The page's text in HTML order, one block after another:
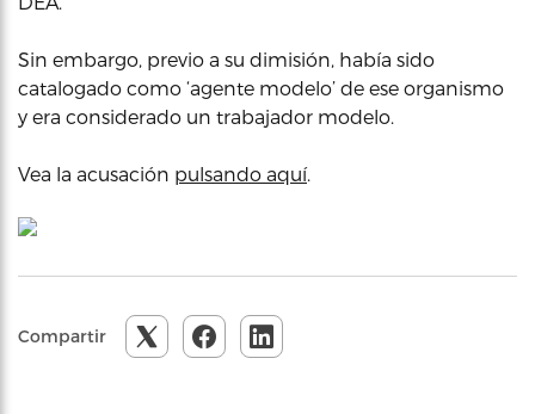
Sin embargo, previo a su dimisión, había sido
catalogado como ‘agente modelo’ de ese organismo
y era considerado un trabajador modelo.
Vea la acusación pulsando aquí.
Compartir